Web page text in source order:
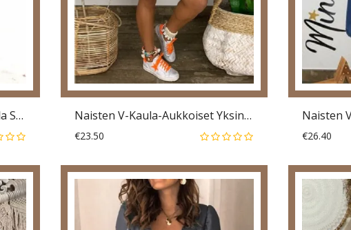
Vankka Rento Hihaton V-Kaula Solmitut Trooppiset Kasvit Havaijin Tyylinen Loma Minilyhyt Mekko Naisten V-Kaula-Aukkoiset Yksinkertaiset Yksiväriset Väljät Pitkähihaiset Mekot
€23.50 €26.40